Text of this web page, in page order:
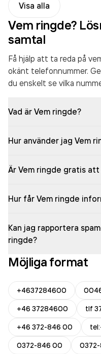
Visa alla
Vem ringde?
samtal
Få hjälp att ta reda på
okänt telefonnummer.
du enskelt se vilka
Vad är Vem ringde?
Hur använder jag Vem
Är Vem ringde gratis att
Hur får Vem ringde
Kan jag rapportera
ringde?
Möjliga format
+4637284600
+46 37284600
tlf
+46 372-846 00
0372-846 00